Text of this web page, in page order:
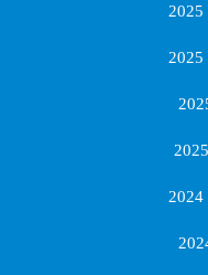
2025
2025
2024